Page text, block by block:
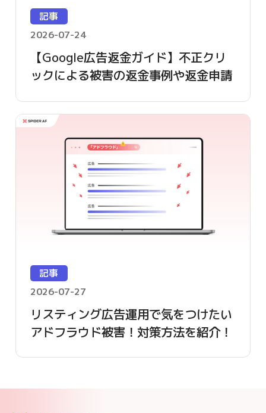
記事
2026-07-24
【Google広告返金ガイド】不正クリ
ックによる被害の返金事例や返金申請
記事
2026-07-27
リスティング広告運用で気をつけたい
アドフラウド被害！対策方法を紹介！